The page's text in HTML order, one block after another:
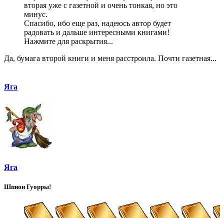
вторая уже с газетной и очень тонкая, но это
минус.
Спасибо, ибо еще раз, надеюсь автор будет
радовать и дальше интересными книгами!
Нажмите для раскрытия...
Да, бумага второй книги и меня расстроила. Почти газетная...
Яга
Яга
Шпион Гуорры!